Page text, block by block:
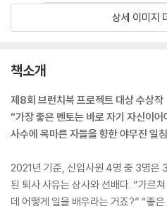
상세 이미지
책소개
제8회 브런치북 프로젝트 대상 수상작
“가장 좋은 멘토는 바로 자기 자신이
사수에 목마른 자들을 향한 야무진 일침
2021년 기준, 신입사원 4명 중 3명은
된 퇴사 사유는 상사와 선배다. “가르
데 어떻게 일을 배우라는 거죠?” “좋